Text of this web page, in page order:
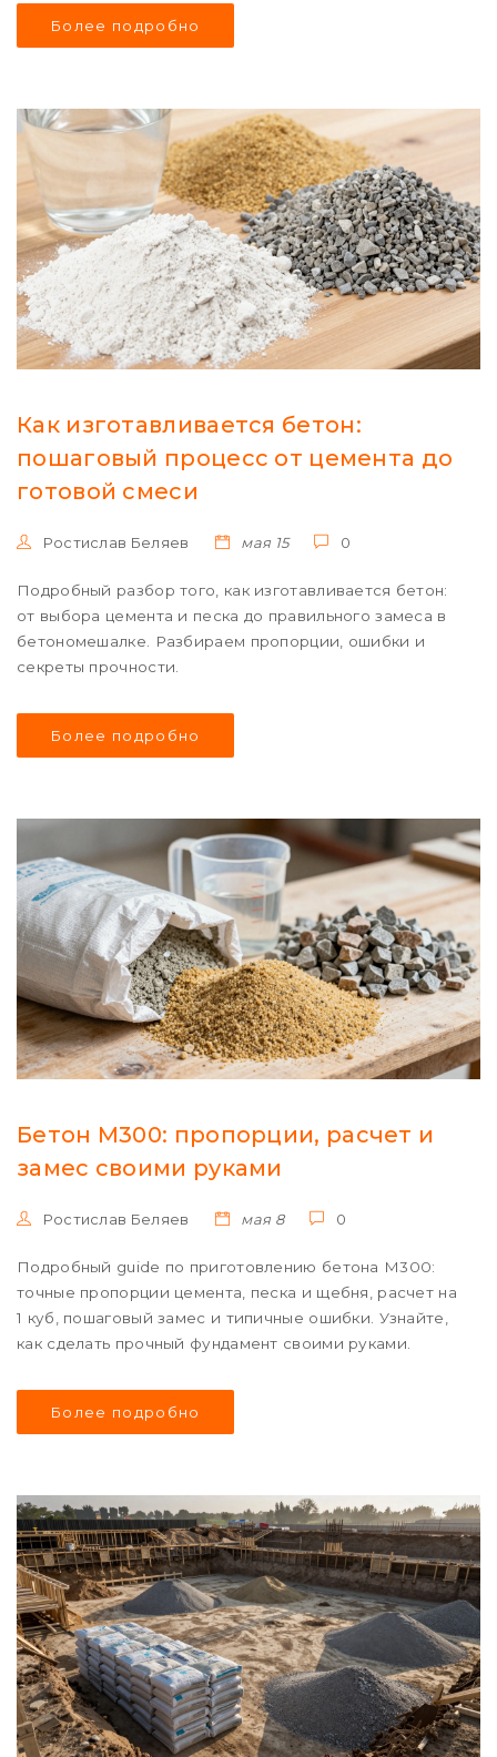
Более подробно
Как изготавливается бетон:
пошаговый процесс от цемента до
готовой смеси
Ростислав Беляев мая 15 0
Подробный разбор того, как изготавливается бетон:
от выбора цемента и песка до правильного замеса в
бетономешалке. Разбираем пропорции, ошибки и
секреты прочности.
Более подробно
Бетон М300: пропорции, расчет и
замес своими руками
Ростислав Беляев мая 8 0
Подробный guide по приготовлению бетона М300:
точные пропорции цемента, песка и щебня, расчет на
1 куб, пошаговый замес и типичные ошибки. Узнайте,
как сделать прочный фундамент своими руками.
Более подробно